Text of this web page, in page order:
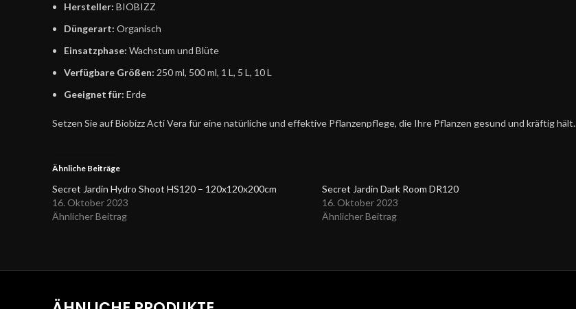
Hersteller: BIOBIZZ
Düngerart: Organisch
Einsatzphase: Wachstum und Blüte
Verfügbare Größen: 250 ml, 500 ml, 1 L, 5 L, 10 L
Geeignet für: Erde
Setzen Sie auf Biobizz Acti Vera für eine natürliche und effektive Pflanzenpflege, die Ihre Pflanzen gesund und kräftig hält.
Ähnliche Beiträge
Secret Jardin Hydro Shoot HS120 – 120x120x200cm
16. Oktober 2023
Ähnlicher Beitrag
Secret Jardin Dark Room DR120
16. Oktober 2023
Ähnlicher Beitrag